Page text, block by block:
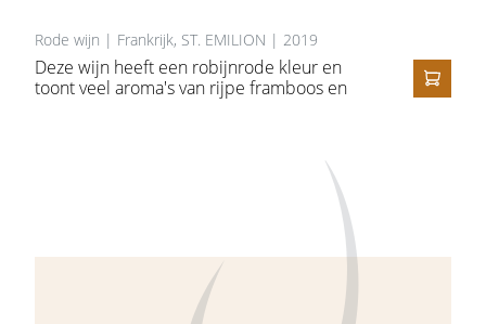
Rode wijn | Frankrijk, ST. EMILION | 2019
Deze wijn heeft een robijnrode kleur en
toont veel aroma's van rijpe framboos en
met een mooie balans, rond en soepel om
IN